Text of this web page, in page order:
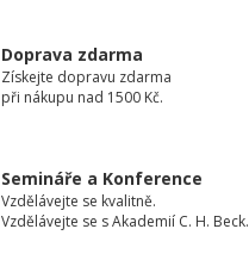
Doprava zdarma
Získejte dopravu zdarma
při nákupu nad 1500 Kč.
Semináře a Konference
Vzdělávejte se kvalitně.
Vzdělávejte se s Akademií C. H. Beck.